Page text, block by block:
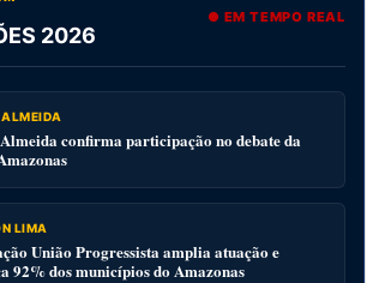
2026
● EM TEMPO REAL
confirma participação no debate da
LIMA
União Progressista amplia atuação e
92% dos municípios do Amazonas